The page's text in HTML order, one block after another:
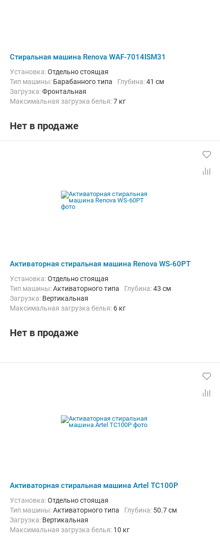
Стиральная машина Renova WAF-7014ISM31
Установка:Отдельно стоящая
Тип машины: Барабанного типа Глубина:41 см
загрузка:Фронтальная
Максимальная загрузка белья:7 кг
Материал бака:
Дополнительные функции:
Ширина:59.5 см
Нет в продаже
Активаторная стиральная машина Renova WS-60PT
Установка:Отдельно стоящая
Тип машины:Активаторного типа Глубина:43 см
загрузка: Вертикальная
Максимальная загрузка белья: 6 кг
Нет в продаже
Активаторная стиральная машина Artel TC100P
Установка:Отдельно стоящая
Тип машины:Активаторного типа Глубина: 50.7 см
загрузка: Вертикальная
Максимальная загрузка белья: 10 кг